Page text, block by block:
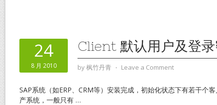
24
8 月 2010
Client 默认用户及登
by枫竹丹青 ⋅ Leave a Comment
SAP系统（如ERP、CRM等）安装完成，初始化状态下有若干个
产系统，一般只有 …